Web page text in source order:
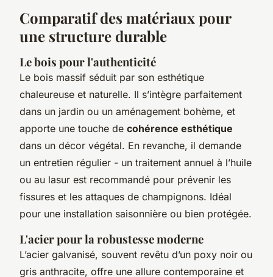
Comparatif des matériaux pour
une structure durable
Le bois pour l'authenticité
Le bois massif séduit par son esthétique
chaleureuse et naturelle. Il s’intègre parfaitement
dans un jardin ou un aménagement bohème, et
apporte une touche de cohérence esthétique
dans un décor végétal. En revanche, il demande
un entretien régulier - un traitement annuel à l’huile
ou au lasur est recommandé pour prévenir les
fissures et les attaques de champignons. Idéal
pour une installation saisonnière ou bien protégée.
L'acier pour la robustesse moderne
L’acier galvanisé, souvent revêtu d’un poxy noir ou
gris anthracite, offre une allure contemporaine et